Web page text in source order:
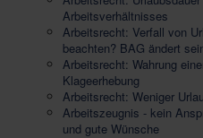
Arbeitsverhältnisses
Arbeitsrecht: Verfall von
beachten? BAG ändert
Arbeitsrecht: Wahrung
Klageerhebung
Arbeitsrecht: Weniger
Arbeitszeugnis - kein
und gute Wünsche